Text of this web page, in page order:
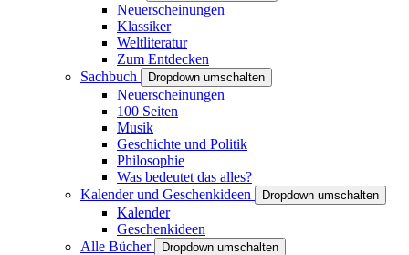
Neuerscheinungen
Klassiker
Weltliteratur
Zum Entdecken
Sachbuch
Dropdown umschalten
Neuerscheinungen
100 Seiten
Musik
Geschichte und Politik
Philosophie
Was bedeutet das alles?
Kalender und Geschenkideen
Dropdown umschalten
Kalender
Geschenkideen
Alle Bücher
Dropdown umschalten